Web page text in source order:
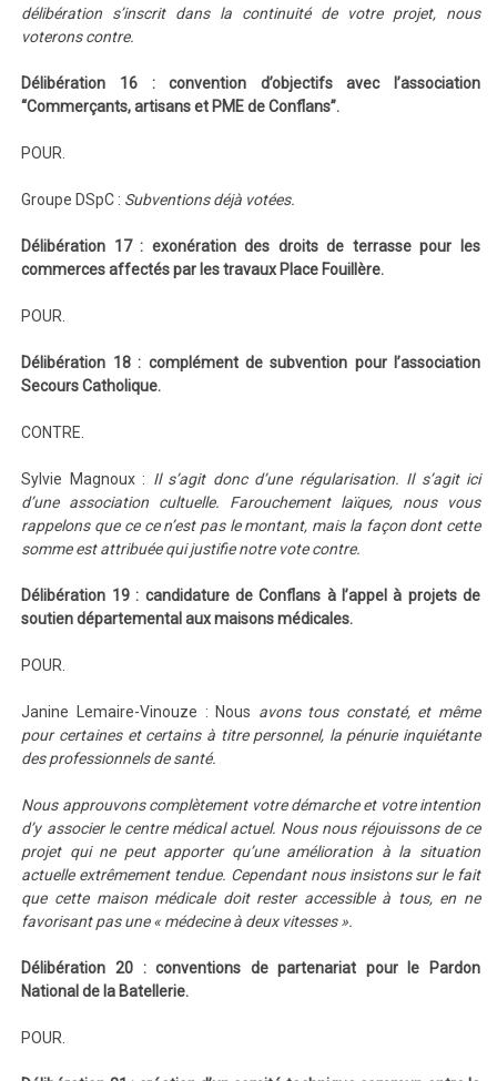
délibération s’inscrit dans la continuité de votre projet, nous
voterons contre.
Délibération 16 : convention d’objectifs avec l’association
“Commerçants, artisans et PME de Conflans”.
POUR.
Groupe DSpC : Subventions déjà votées.
Délibération 17 : exonération des droits de terrasse pour les
commerces affectés par les travaux Place Fouillère.
POUR.
Délibération 18 : complément de subvention pour l’association
Secours Catholique.
CONTRE.
Sylvie Magnoux : Il s’agit donc d’une régularisation. Il s’agit ici
d’une association cultuelle. Farouchement laïques, nous vous
rappelons que ce ce n’est pas le montant, mais la façon dont cette
somme est attribuée qui justifie notre vote contre.
Délibération 19 : candidature de Conflans à l’appel à projets de
soutien départemental aux maisons médicales.
POUR.
Janine Lemaire-Vinouze : Nous avons tous constaté, et même
pour certaines et certains à titre personnel, la pénurie inquiétante
des professionnels de santé.
Nous approuvons complètement votre démarche et votre intention
d’y associer le centre médical actuel. Nous nous réjouissons de ce
projet qui ne peut apporter qu’une amélioration à la situation
actuelle extrêmement tendue. Cependant nous insistons sur le fait
que cette maison médicale doit rester accessible à tous, en ne
favorisant pas une « médecine à deux vitesses ».
Délibération 20 : conventions de partenariat pour le Pardon
National de la Batellerie.
POUR.